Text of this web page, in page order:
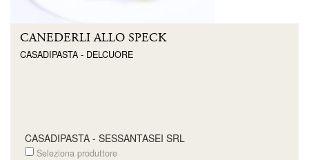
CANEDERLI ALLO SPECK
CASADIPASTA - DELCUORE
CASADIPASTA - SESSANTASEI SRL
Seleziona produttore